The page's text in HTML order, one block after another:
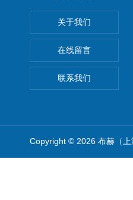
关于我们
在线留言
联系我们
Copyright © 2026 布赫（